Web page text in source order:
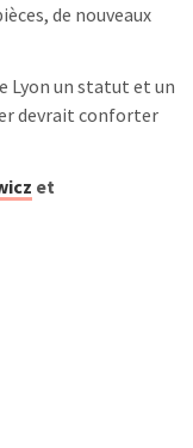
de nouveaux
Lyon un statut et un
devrait conforter
et